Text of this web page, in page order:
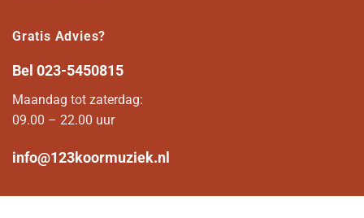
Gratis Advies?
Bel 023-5450815
Maandag tot zaterdag:
09.00 – 22.00 uur
info@123koormuziek.nl